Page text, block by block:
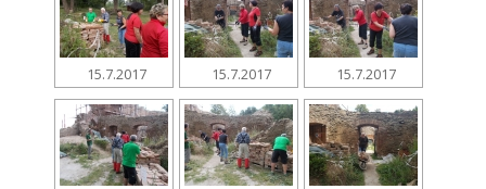
15.7.2017 15.7.2017 15.7.2017